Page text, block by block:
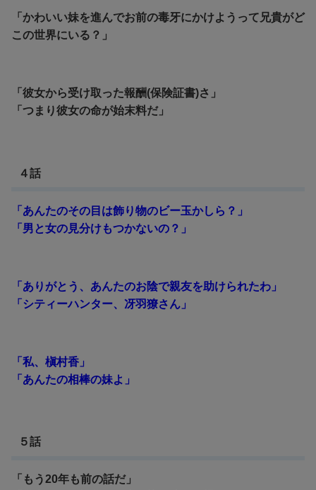
「かわいい妹を進んでお前の毒牙にかけようって兄貴がど
この世界にいる？」
「彼女から受け取った報酬(保険証書)さ」
「つまり彼女の命が始末料だ」
４話
「あんたのその目は飾り物のビー玉かしら？」
「男と女の見分けもつかないの？」
「ありがとう、あんたのお陰で親友を助けられたわ」
「シティーハンター、冴羽獠さん」
「私、槇村香」
「あんたの相棒の妹よ」
５話
「もう20年も前の話だ」